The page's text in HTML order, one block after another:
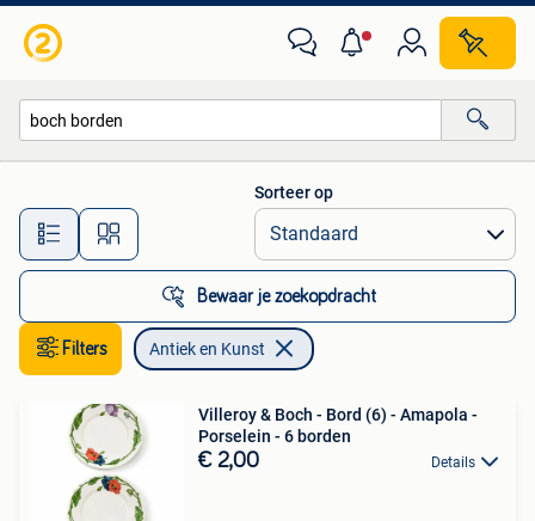
Alle afstanden…
Sorteer op
Bewaar je zoekopdracht
Filters Antiek en Kunst
Villeroy & Boch - Bord (6) - Amapola -
Porselein - 6 borden
€ 2,00 Details